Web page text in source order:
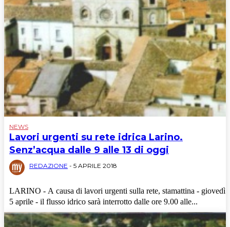
NEWS
Lavori urgenti su rete idrica Larino.
Senz’acqua dalle 9 alle 13 di oggi
REDAZIONE - 5 APRILE 2018
LARINO - A causa di lavori urgenti sulla rete, stamattina - giovedì
5 aprile - il flusso idrico sarà interrotto dalle ore 9.00 alle...